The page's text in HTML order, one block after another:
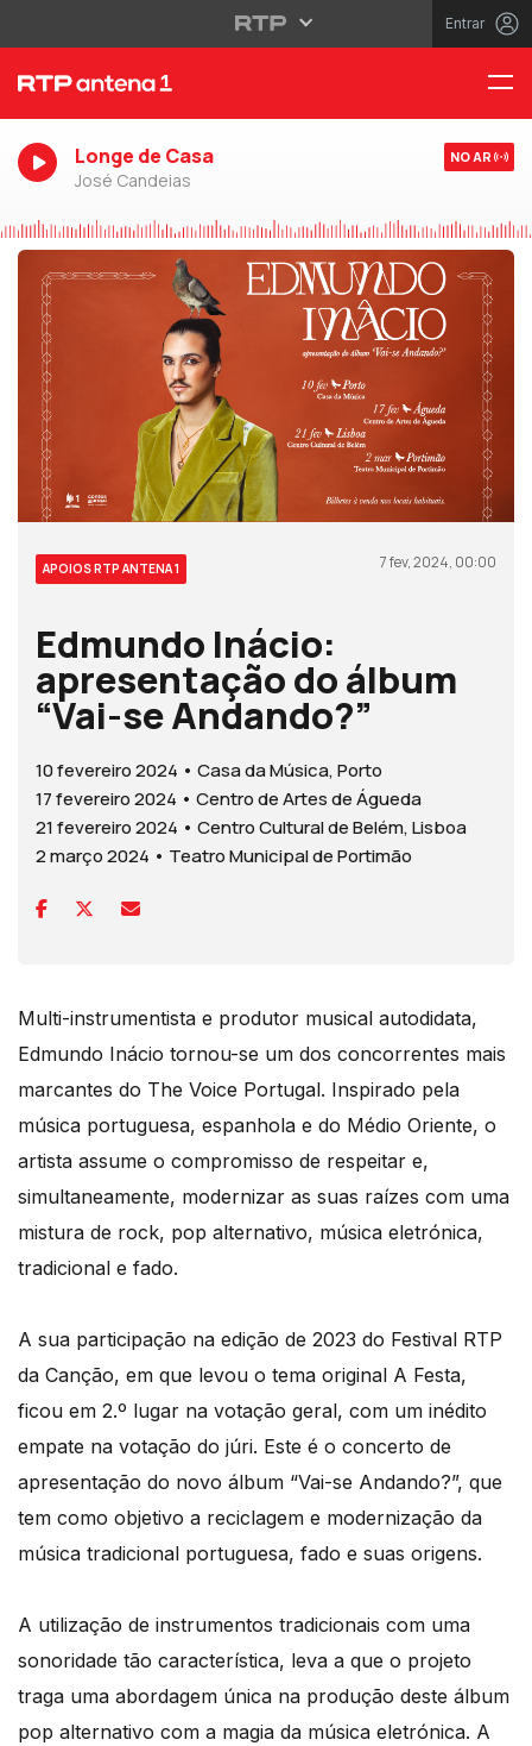
Entrar
Longe de Casa
José Candeias
NO AR
APOIOS RTP ANTENA 1 7 fev, 2024, 00:00
Edmundo Inácio:
apresentação do álbum
“Vai-se Andando?”
10 fevereiro 2024 • Casa da Música, Porto
17 fevereiro 2024 • Centro de Artes de Águeda
21 fevereiro 2024 • Centro Cultural de Belém, Lisboa
2 março 2024 • Teatro Municipal de Portimão
Multi-instrumentista e produtor musical autodidata,
Edmundo Inácio tornou-se um dos concorrentes mais
marcantes do The Voice Portugal. Inspirado pela
música portuguesa, espanhola e do Médio Oriente, o
artista assume o compromisso de respeitar e,
simultaneamente, modernizar as suas raízes com uma
mistura de rock, pop alternativo, música eletrónica,
tradicional e fado.
A sua participação na edição de 2023 do Festival RTP
da Canção, em que levou o tema original A Festa,
ficou em 2.º lugar na votação geral, com um inédito
empate na votação do júri. Este é o concerto de
apresentação do novo álbum “Vai-se Andando?”, que
tem como objetivo a reciclagem e modernização da
música tradicional portuguesa, fado e suas origens.
A utilização de instrumentos tradicionais com uma
sonoridade tão característica, leva a que o projeto
traga uma abordagem única na produção deste álbum
pop alternativo com a magia da música eletrónica. A